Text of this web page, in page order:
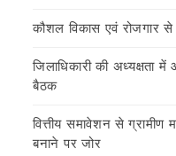
कौशल विकास एवं रोजगार
जिलाधिकारी की अध्यक्षता
बैठक
वित्तीय समावेशन से
बनाने पर जोर